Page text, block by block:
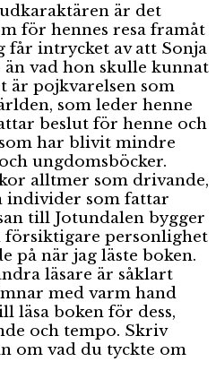
är det
för hennes resa framåt
får intrycket av att Sonja
vad hon skulle kunnat
är pojkvarelsen som
som leder henne
beslut för henne och
har blivit mindre
ungdomsböcker.
alltmer som drivande,
individer som fattar
till Jotundalen bygger
försiktigare personlighet
på när jag läste boken.
läsare är såklart
med varm hand
läsa boken för dess,
och tempo. Skriv
om vad du tyckte om